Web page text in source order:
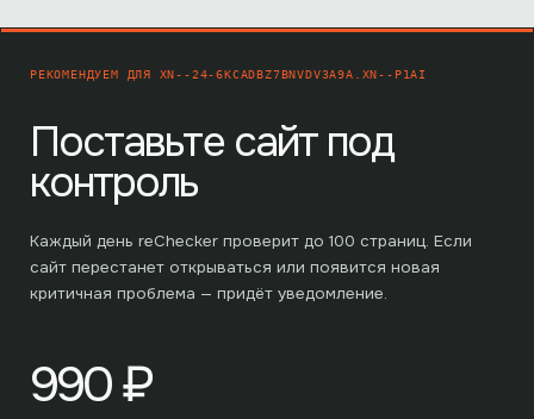
РЕКОМЕНДУЕМ ДЛЯ XN--24-6KCADBZ7BNVDV3A9A.XN--P1AI
Поставьте сайт под
контроль
Каждый день reChecker проверит до 100 страниц. Если
сайт перестанет открываться или появится новая
критичная проблема — придёт уведомление.
990₽